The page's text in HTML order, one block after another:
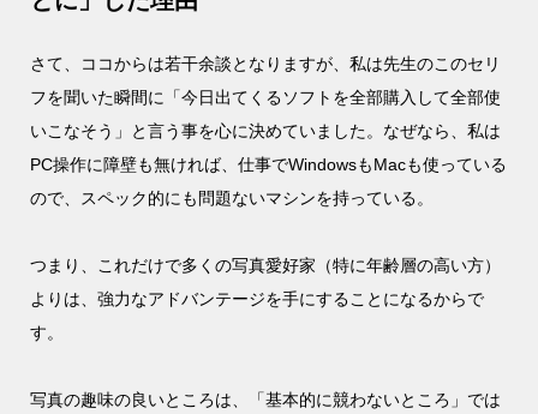
さて、ココからは若干余談となりますが、私は先生のこのセリ
フを聞いた瞬間に「今日出てくるソフトを全部購入して全部使
いこなそう」と言う事を心に決めていました。なぜなら、私は
PC操作に障壁も無ければ、仕事でWindowsもMacも使っている
ので、スペック的にも問題ないマシンを持っている。
つまり、これだけで多くの写真愛好家（特に年齢層の高い方）
よりは、強力なアドバンテージを手にすることになるからで
す。
写真の趣味の良いところは、「基本的に競わないところ」では